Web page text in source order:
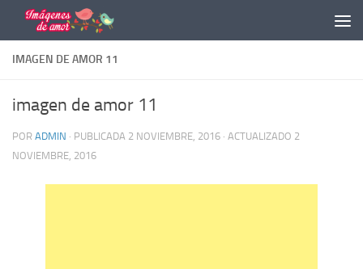
Saltar al contenido
IMAGEN DE AMOR 11
imagen de amor 11
POR ADMIN · PUBLICADA 2 NOVIEMBRE, 2016 · ACTUALIZADO 2
NOVIEMBRE, 2016